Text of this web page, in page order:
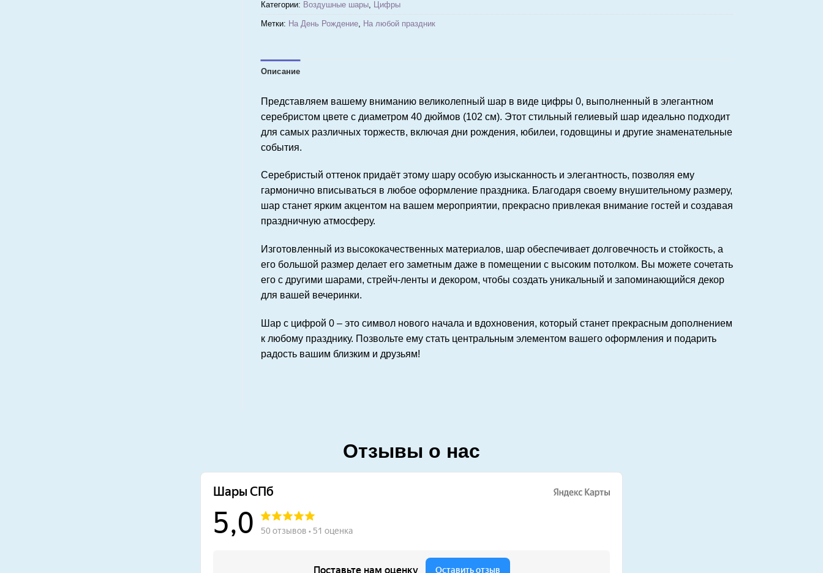
Категории: Воздушные шары, Цифры
Метки: На День Рождение, На любой праздник
Описание
Представляем вашему вниманию великолепный шар в виде цифры 0, выполненный в элегантном
серебристом цвете с диаметром 40 дюймов (102 см). Этот стильный гелиевый шар идеально подходит
для самых различных торжеств, включая дни рождения, юбилеи, годовщины и другие знаменательные
события.
Серебристый оттенок придаёт этому шару особую изысканность и элегантность, позволяя ему
гармонично вписываться в любое оформление праздника. Благодаря своему внушительному размеру,
шар станет ярким акцентом на вашем мероприятии, прекрасно привлекая внимание гостей и создавая
праздничную атмосферу.
Изготовленный из высококачественных материалов, шар обеспечивает долговечность и стойкость, а
его большой размер делает его заметным даже в помещении с высоким потолком. Вы можете сочетать
его с другими шарами, стрейч-ленты и декором, чтобы создать уникальный и запоминающийся декор
для вашей вечеринки.
Шар с цифрой 0 – это символ нового начала и вдохновения, который станет прекрасным дополнением
к любому празднику. Позвольте ему стать центральным элементом вашего оформления и подарить
радость вашим близким и друзьям!
Отзывы о нас